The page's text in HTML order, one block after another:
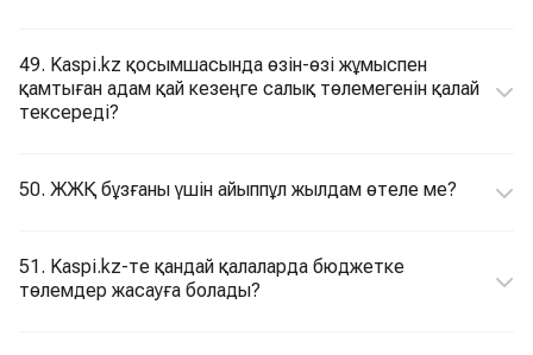
49. Kaspi.kz қосымшасында өзін-өзі жұмыспен
қамтыған адам қай кезеңге салық төлемегенін қалай
тексереді?
50. ЖЖҚ бұзғаны үшін айыппұл жылдам өтеле ме?
51. Kaspi.kz-те қандай қалаларда бюджетке
төлемдер жасауға болады?